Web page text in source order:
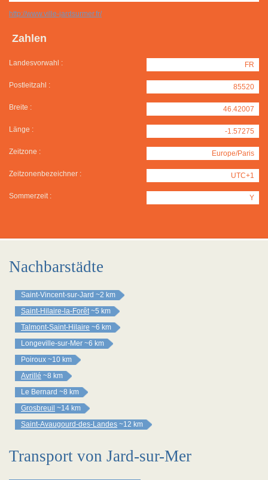
http://www.ville-jardsurmer.fr/
Zahlen
Landesvorwahl : FR
Postleitzahl : 85520
Breite : 46.42007
Länge : -1.57275
Zeitzone : Europe/Paris
Zeitzonenbezeichner : UTC+1
Sommerzeit : Y
Nachbarstädte
Saint-Vincent-sur-Jard ~2 km
Saint-Hilaire-la-Forêt ~5 km
Talmont-Saint-Hilaire ~6 km
Longeville-sur-Mer ~6 km
Poiroux ~10 km
Avrillé ~8 km
Le Bernard ~8 km
Grosbreuil ~14 km
Saint-Avaugourd-des-Landes ~12 km
Transport von Jard-sur-Mer